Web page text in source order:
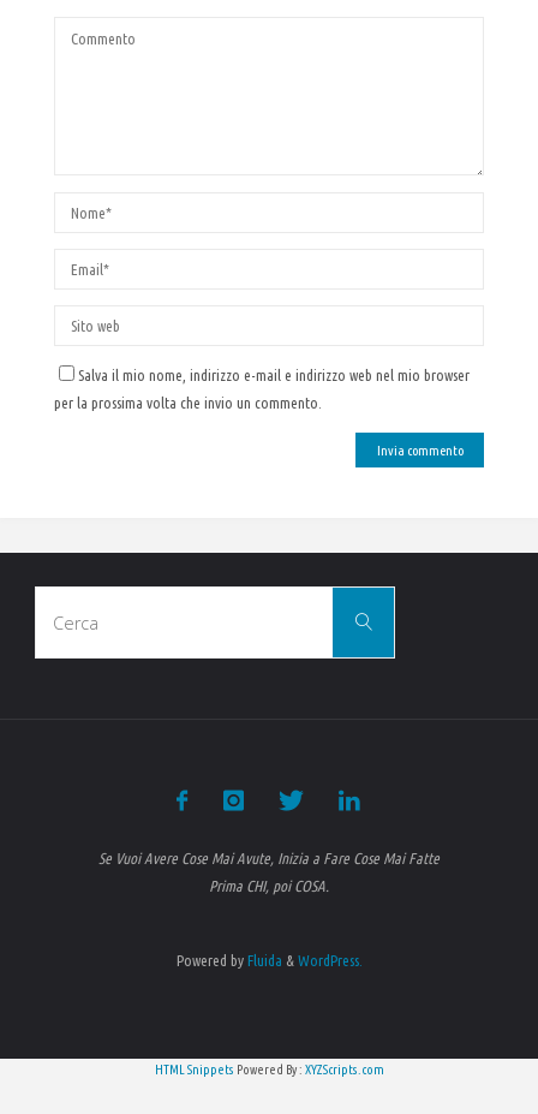
Salva il mio nome, indirizzo e-mail e indirizzo web nel mio browser
per la prossima volta che invio un commento.
Cerca
Se Vuoi Avere Cose Mai Avute, Inizia a Fare Cose Mai Fatte
Prima CHI, poi COSA.
Powered byFluida & WordPress.
HTML Snippets Powered By : XYZScripts.com